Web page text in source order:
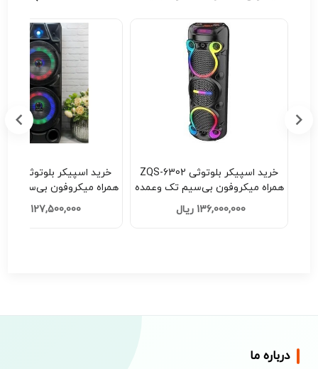
خرید اسپیکر بلوتوثی ZQS-6302
همراه میکروفون بی‌سیم تک وعمده
136,000,000 ریال
همراه میکروفون بی‌سیم
کد H201
127,500,000 ریال
درباره ما